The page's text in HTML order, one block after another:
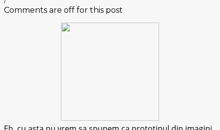
Comments are off for this post